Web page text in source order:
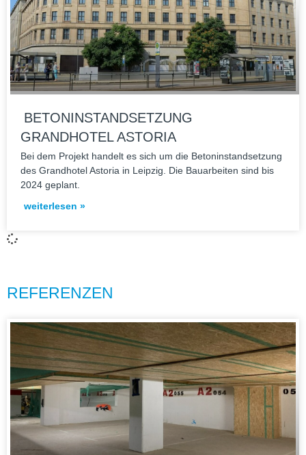
BETONINSTANDSETZUNG
GRANDHOTEL ASTORIA
Bei dem Pro­jekt han­delt es sich um die Beton­in­stand­set­zung
des Grand­ho­tel Asto­ria in Leip­zig. Die Bau­ar­bei­ten sind bis
2024 geplant.
weiterlesen »
REFERENZEN